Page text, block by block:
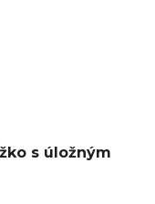
s úložným